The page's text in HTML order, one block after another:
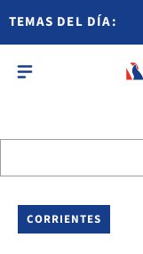
TEMAS DEL DÍA:
CORRIENTES